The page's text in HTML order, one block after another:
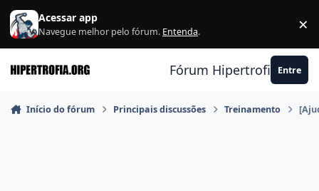
Ir para conteúdo
Acessar app
Navegue melhor pelo fórum. Entenda. ×
Fórum Hipertrofia.org
Entre
Início do fórum Principais discussões Treinamento